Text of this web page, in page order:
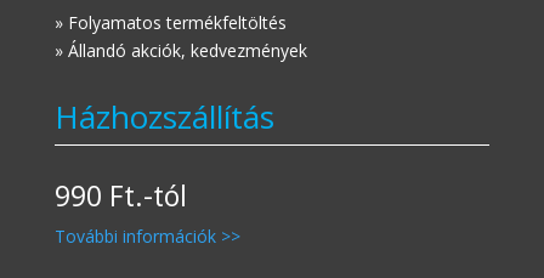
» Folyamatos termékfeltöltés
» Állandó akciók, kedvezmények
Házhozszállítás
990 Ft.-tól
További információk >>